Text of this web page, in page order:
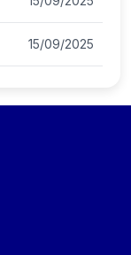
15/09/2025